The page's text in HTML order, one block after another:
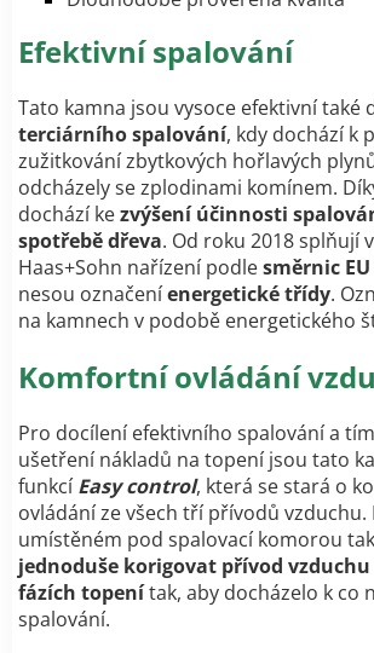
Efektivní spalování
Tato kamna jsou vysoce efektivní také
terciárního spalování, kdy dochází k
zužitkování zbytkových hořlavých
odcházely se zplodinami komínem.
dochází kezvýšení účinnosti
spotřebě dřeva. Od roku 2018 splňují
Haas+Sohn nařízení podlesměrnic
nesou označeníenergetické třídy.
na kamnech v podobě energetického
Komfortní ovládání
Pro docílení efektivního spalování a
ušetření nákladů na topení jsou tato
funkcíEasy control, která se stará o
ovládání ze všech tří přívodů
umístěném pod spalovací komorou
jednoduše korigovat přívod
fázích topenítak, aby docházelo k co
spalování.